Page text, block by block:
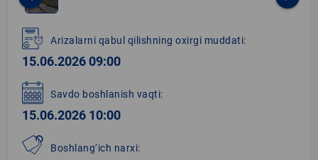
1
of
1
Arizalarni qabul qilishning oxirgi muddati:
15.06.2026 09:00
Savdo boshlanish vaqti:
15.06.2026 10:00
Boshlang‘ich narxi: